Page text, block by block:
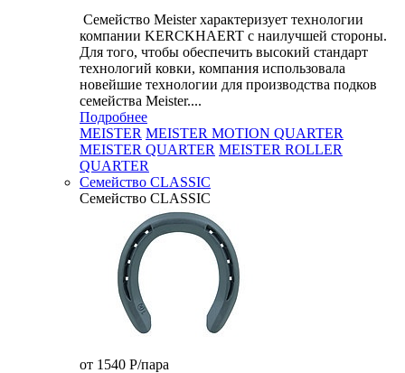
Семейство Meister характеризует технологии
компании KERCKHAERT с наилучшей стороны.
Для того, чтобы обеспечить высокий стандарт
технологий ковки, компания использовала
новейшие технологии для производства подков
семейства Meister....
Подробнее
MEISTER MEISTER MOTION QUARTER
MEISTER QUARTER MEISTER ROLLER
QUARTER
Семейство CLASSIC
Семейство CLASSIC
от 1540 P/пара